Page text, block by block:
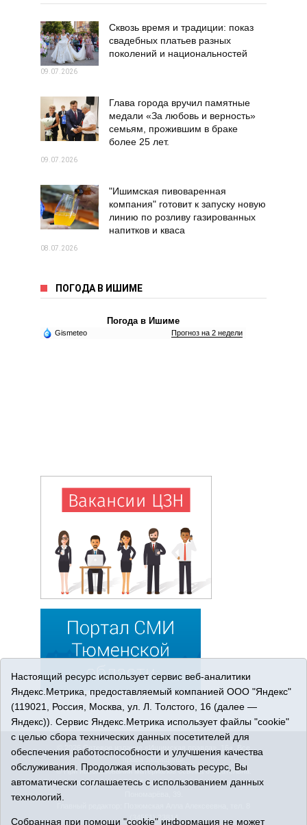
Сквозь время и традиции: показ
свадебных платьев разных
поколений и национальностей
09.07.2026
Глава города вручил памятные
медали «За любовь и верность»
семьям, прожившим в браке
более 25 лет.
09.07.2026
"Ишимская пивоваренная
компания" готовит к запуску новую
линию по розливу газированных
напитков и кваса
08.07.2026
ПОГОДА В ИШИМЕ
Погода в Ишиме
Gismeteo Прогноз на 2 недели
© 2026 Сетевое издание «Ишимская правда». 16+. Все
права защищены.
© При использовании материалов ссылка обязательна.
Адрес редакции: 627750 Тюменская область, г. Ишим, ул.
(34551) 23814
Настоящий ресурс использует сервис веб-аналитики
Яндекс.Метрика, предоставляемый компанией ООО "Яндекс"
(119021, Россия, Москва, ул. Л. Толстого, 16 (далее —
Яндекс)). Сервис Яндекс.Метрика использует файлы "cookie"
с целью сбора технических данных посетителей для
обеспечения работоспособности и улучшения качества
обслуживания. Продолжая использовать ресурс, Вы
автоматически соглашаетесь с использованием данных
технологий.
Собранная при помощи "cookie" информация не может